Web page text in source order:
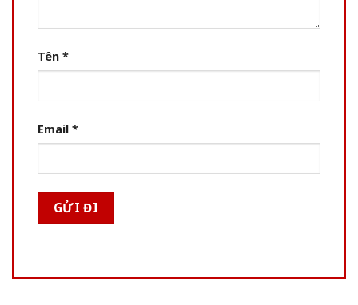
Tên *
Email *